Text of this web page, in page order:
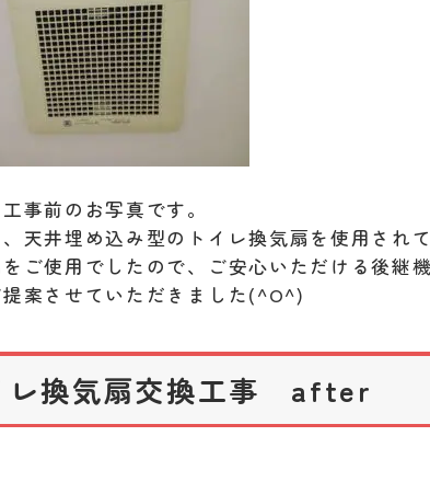
事前のお写真です。
天井埋め込み型のトイレ換気扇を使用されて
ご使用でしたので、ご安心いただける後継
案させていただきました(^O^)
レ換気扇交換工事 after